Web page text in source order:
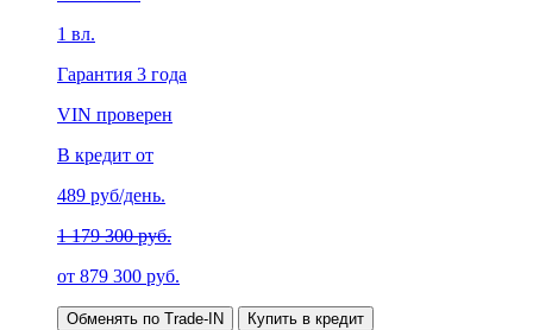
1 вл.
Гарантия 3 года
VIN проверен
В кредит от
489 руб/день.
1 179 300 руб.
от 879 300 руб.
Обменять по Trade-IN Купить в кредит